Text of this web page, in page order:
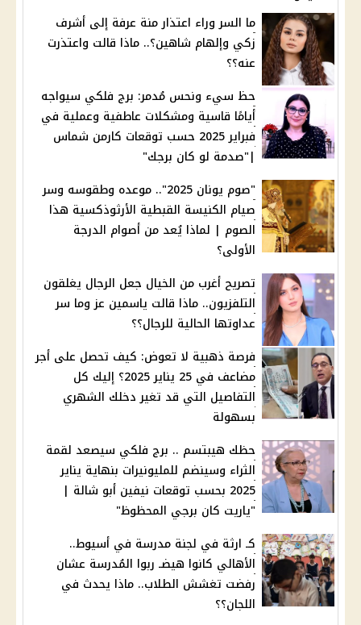
ما السر وراء اعتذار منة عرفة إلى أشرف
زكي وإلهام شاهين؟.. ماذا قالت واعتذرت
عنه؟؟
حظ سيء ونحس مُدمر: برج فلكي سيواجه
أيامًا قاسية ومشكلات عاطفية وعملية في
فبراير 2025 حسب توقعات كارمن شماس
|"صدمة لو كان برجك"
"صوم يونان 2025".. موعده وطقوسه وسر
صيام الكنيسة القبطية الأرثوذكسية هذا
الصوم | لماذا يُعد من أصوام الدرجة
الأولى؟
تصريح أغرب من الخيال جعل الرجال يغلقون
التلفزيون.. ماذا قالت ياسمين عز وما سر
عداوتها الحالية للرجال؟؟
فرصة ذهبية لا تعوض: كيف تحصل على أجر
مضاعف في 25 يناير 2025؟ إليك كل
التفاصيل التي قد تغير دخلك الشهري
بسهولة
حظك هيبتسم .. برج فلكي سيصعد لقمة
الثراء وسينضم للمليونيرات بنهاية يناير
2025 بحسب توقعات نيفين أبو شالة |
"ياريت كان برجي المحظوظ"
كـ ارثة في لجنة مدرسة في أسيوط..
الأهالي كانوا هيضـ ربوا المُدرسة عشان
رفضت تغشش الطلاب.. ماذا يحدث في
اللجان؟؟